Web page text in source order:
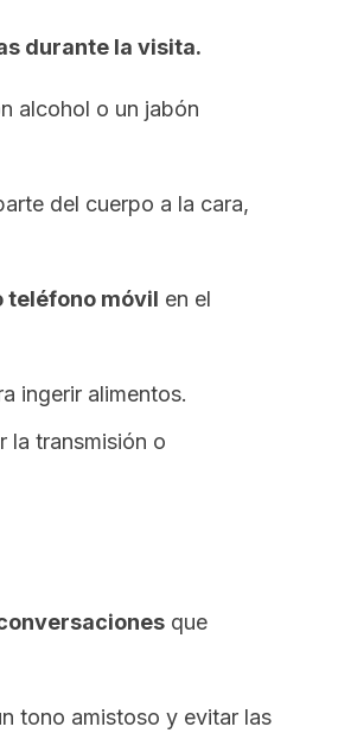
durante la visita.
alcohol o un jabón
del cuerpo a la cara,
teléfono móvil en el
ingerir alimentos.
la transmisión o
que
tono amistoso y evitar las